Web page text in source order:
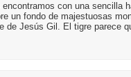
con una sencilla
un fondo de majestuosas
de Jesús Gil. El tigre parece